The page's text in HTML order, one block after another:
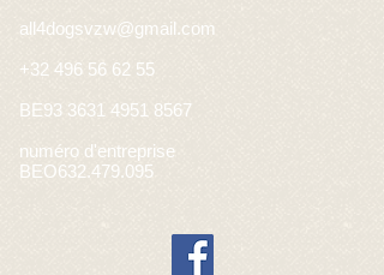
all4dogsvzw@gmail.com
+32 496 56 62 55
BE93 3631 4951 8567
numéro d'entreprise
BEO632.479.095